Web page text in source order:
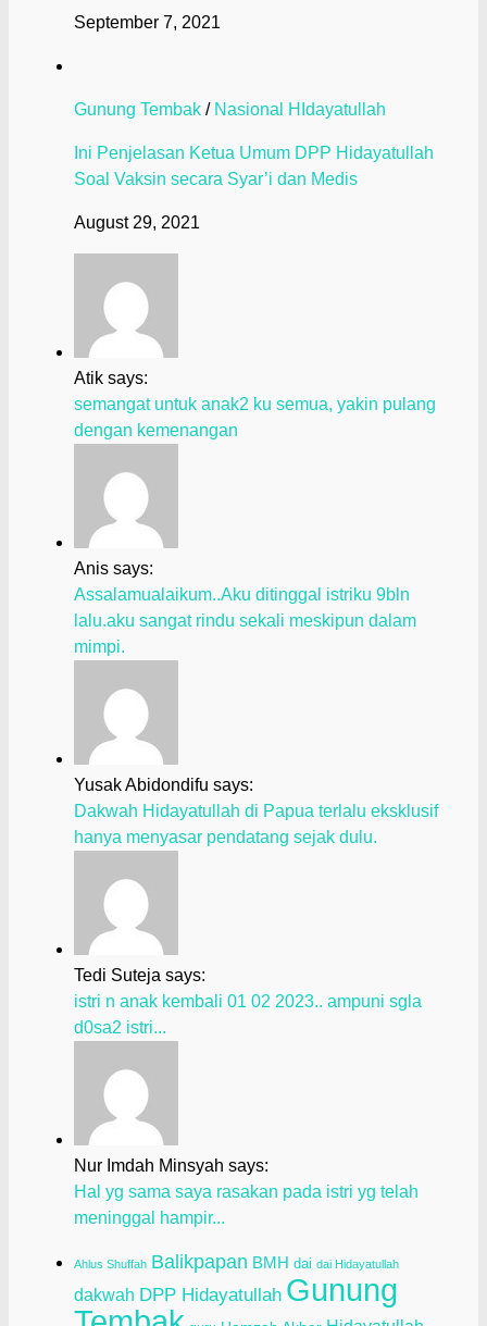
September 7, 2021
Gunung Tembak / Nasional HIdayatullah
Ini Penjelasan Ketua Umum DPP Hidayatullah
Soal Vaksin secara Syar’i dan Medis
August 29, 2021
Atik says:
semangat untuk anak2 ku semua, yakin pulang
dengan kemenangan
Anis says:
Assalamualaikum..Aku ditinggal istriku 9bln
lalu.aku sangat rindu sekali meskipun dalam
mimpi.
Yusak Abidondifu says:
Dakwah Hidayatullah di Papua terlalu eksklusif
hanya menyasar pendatang sejak dulu.
Tedi Suteja says:
istri n anak kembali 01 02 2023.. ampuni sgla
d0sa2 istri...
Nur Imdah Minsyah says:
Hal yg sama saya rasakan pada istri yg telah
meninggal hampir...
Ahlus Shuffah Balikpapan BMH dai dai Hidayatullah
dakwah DPP Hidayatullah Gunung